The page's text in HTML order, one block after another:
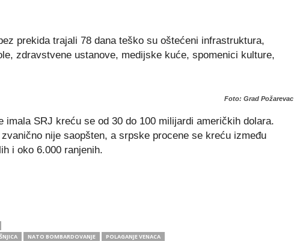
prekida trajali 78 dana teško su oštećeni infrastruktura,
zdravstvene ustanove, medijske kuće, spomenici kulture,
Foto: Grad Požarevac
imala SRJ kreću se od 30 do 100 milijardi američkih dolara.
nije saopšten, a srpske procene se kreću između
i oko 6.000 ranjenih.
NATO BOMBARDOVANJE POLAGANJE VENACA